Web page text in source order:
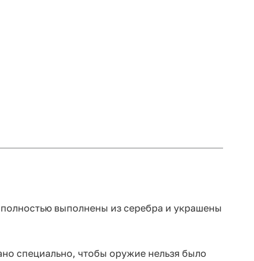
выполнены из серебра и украшены
специально, чтобы оружие нельзя было